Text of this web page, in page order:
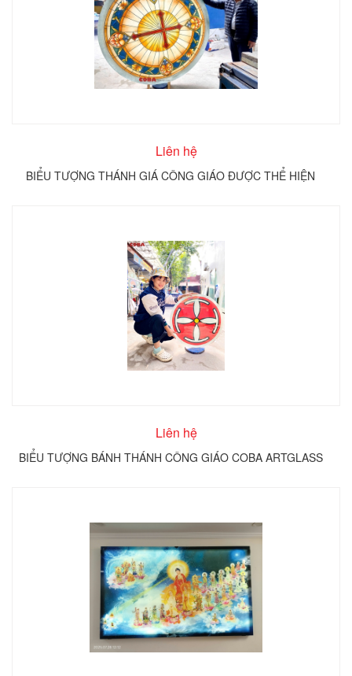
Liên hệ
BIỂU TƯỢNG THÁNH GIÁ CÔNG GIÁO ĐƯỢC THỂ HIỆN
Liên hệ
BIỂU TƯỢNG BÁNH THÁNH CÔNG GIÁO COBA ARTGLASS